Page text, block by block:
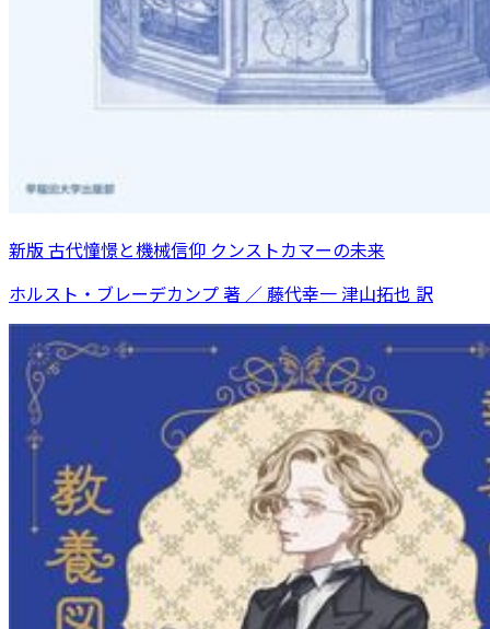
新版 古代憧憬と機械信仰 クンストカマーの未来
ホルスト・ブレーデカンプ 著 ／ 藤代幸一 津山拓也 訳